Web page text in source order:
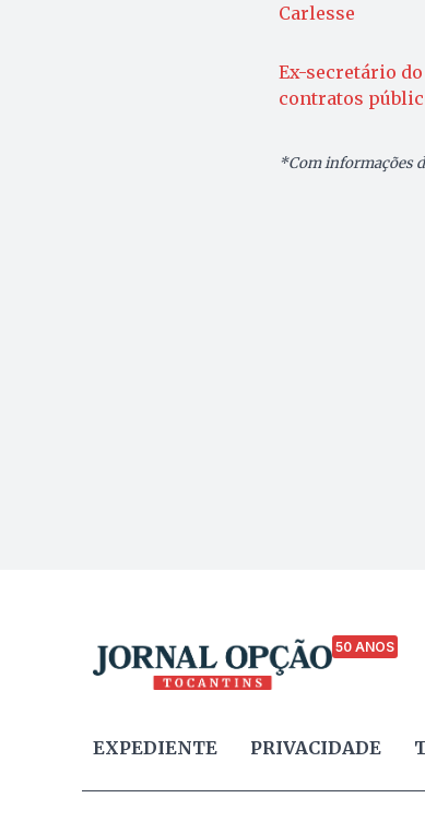
Carlesse
Ex-secretário
contratos
*Com informações
50 ANOS
EXPEDIENTE PRIVACIDADE